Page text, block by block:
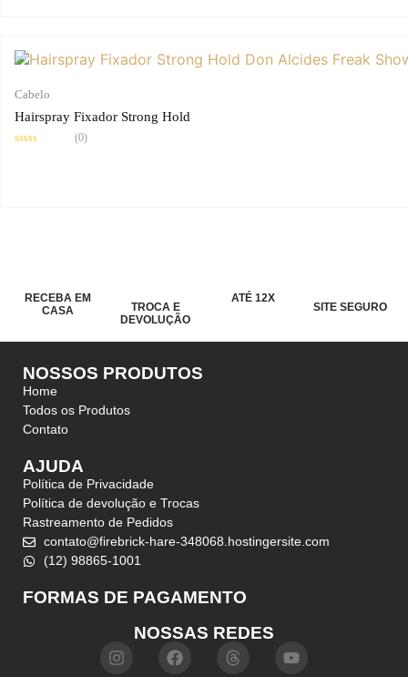
Cabelo
Hairspray Fixador Strong Hold
(0)
RECEBA EM
CASA
TROCA E
DEVOLUÇÃO
ATÉ 12X
SITE SEGURO
NOSSOS PRODUTOS
Home
Todos os Produtos
Contato
AJUDA
Política de Privacidade
Política de devolução e Trocas
Rastreamento de Pedidos
contato@firebrick-hare-348068.hostingersite.com
(12) 98865-1001
FORMAS DE PAGAMENTO
NOSSAS REDES